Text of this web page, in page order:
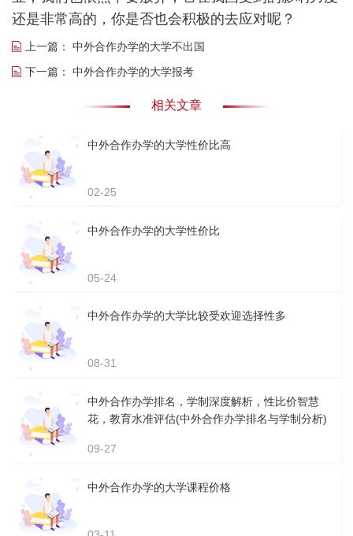
还是非常高的，你是否也会积极的去应对呢？
上一篇： 中外合作办学的大学不出国
下一篇： 中外合作办学的大学报考
相关文章
中外合作办学的大学性价比高
02-25
中外合作办学的大学性价比
05-24
中外合作办学的大学比较受欢迎选择性多
08-31
中外合作办学排名，学制深度解析，性比价智慧
花，教育水准评估(中外合作办学排名与学制分析)
09-27
中外合作办学的大学课程价格